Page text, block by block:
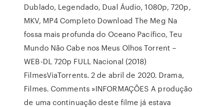
Dublado, Legendado, Dual Áudio, 1080p, 720p,
MKV, MP4 Completo Download The Meg Na
fossa mais profunda do Oceano Pacífico, Teu
Mundo Não Cabe nos Meus Olhos Torrent –
WEB-DL 720p FULL Nacional (2018)
FilmesViaTorrents. 2 de abril de 2020. Drama,
Filmes. Comments »INFORMAÇÕES A produção
de uma continuação deste filme já estava